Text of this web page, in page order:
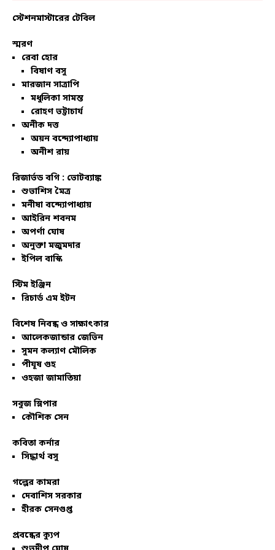
স্টেশনমাস্টারের টেবিল
স্মরণ
রেবা হোর
বিষাণ বসু
মারজান সাত্রাপি
মধুলিকা সামন্ত
রোহণ ভট্টাচার্য
অনীক দত্ত
অয়ন বন্দ্যোপাধ্যায়
অনীশ রায়
রিজার্ভড বগি : ভোটব্যাঙ্ক
শুভাশিস মৈত্র
মনীষা বন্দ্যোপাধ্যায়
আইরিন শবনম
অপর্ণা ঘোষ
অনুক্তা মজুমদার
ইপিল বাস্কি
স্টিম ইঞ্জিন
রিচার্ড এম ইটন
বিশেষ নিবন্ধ ও সাক্ষাৎকার
আলেকজান্ডার জেভিন
সুমন কল্যাণ মৌলিক
পীযূষ গুহ
ওহজা জামাতিয়া
সবুজ স্লিপার
কৌশিক সেন
কবিতা কর্নার
সিদ্ধার্থ বসু
গল্পের কামরা
দেবাশিস সরকার
হীরক সেনগুপ্ত
প্রবন্ধের ক্যুপ